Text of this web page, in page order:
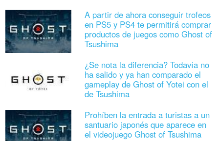
A partir de ahora conseguir trofeos
en PS5 y PS4 te permitirá comprar
productos de juegos como Ghost of
Tsushima
¿Se nota la diferencia? Todavía no
ha salido y ya han comparado el
gameplay de Ghost of Yotei con el
de Tsushima
Prohíben la entrada a turistas a un
santuario japonés que aparece en
el videojuego Ghost of Tsushima